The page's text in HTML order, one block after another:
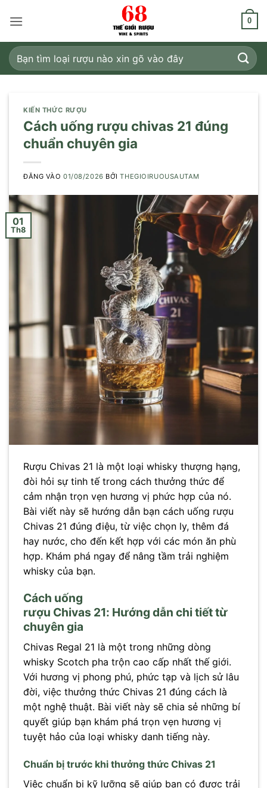
qua
dung
0
Tìm
kiếm:
KIẾN THỨC RƯỢU
Cách uống rượu chivas 21 đúng
chuẩn chuyên gia
ĐĂNG VÀO01/08/2026 BỞITHEGIOIRUOUSAUTAM
01
Th8
Rượu Chivas 21 là một loại whisky thượng hạng,
đòi hỏi sự tinh tế trong cách thưởng thức để
cảm nhận trọn vẹn hương vị phức hợp của nó.
Bài viết này sẽ hướng dẫn bạn cách uống rượu
Chivas 21 đúng điệu, từ việc chọn ly, thêm đá
hay nước, cho đến kết hợp với các món ăn phù
hợp. Khám phá ngay để nâng tầm trải nghiệm
whisky của bạn.
Cách uống
rượu Chivas 21: Hướng dẫn chi tiết từ
chuyên gia
Chivas Regal 21 là một trong những dòng
whisky Scotch pha trộn cao cấp nhất thế giới.
Với hương vị phong phú, phức tạp và lịch sử lâu
đời, việc thưởng thức Chivas 21 đúng cách là
một nghệ thuật. Bài viết này sẽ chia sẻ những bí
quyết giúp bạn khám phá trọn vẹn hương vị
tuyệt hảo của loại whisky danh tiếng này.
Chuẩn bị trước khi thưởng thức Chivas 21
Việc chuẩn bị kỹ lưỡng sẽ giúp bạn có được trải